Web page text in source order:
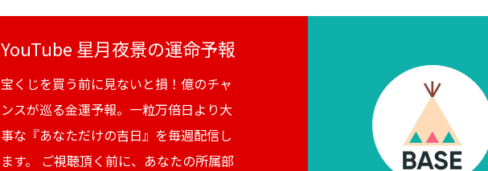
YouTube 星月夜景の運命予報
宝くじを買う前に見ないと損！億のチャ
ンスが巡る金運予報。一粒万倍日より大
事な『あなただけの吉日』を毎週配信し
ます。 ご視聴頂く前に、あなたの所属部